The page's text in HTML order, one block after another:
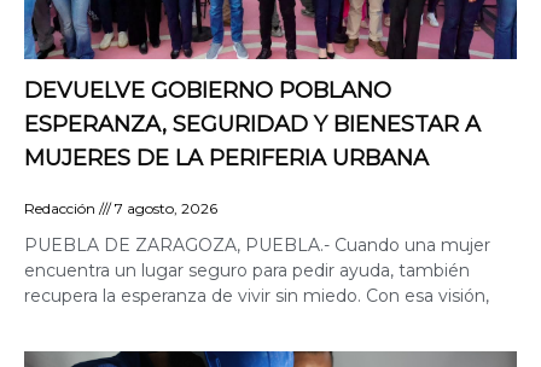
DEVUELVE GOBIERNO POBLANO
ESPERANZA, SEGURIDAD Y BIENESTAR A
MUJERES DE LA PERIFERIA URBANA
Redacción 7 agosto, 2026
PUEBLA DE ZARAGOZA, PUEBLA.- Cuando una mujer
encuentra un lugar seguro para pedir ayuda, también
recupera la esperanza de vivir sin miedo. Con esa visión,